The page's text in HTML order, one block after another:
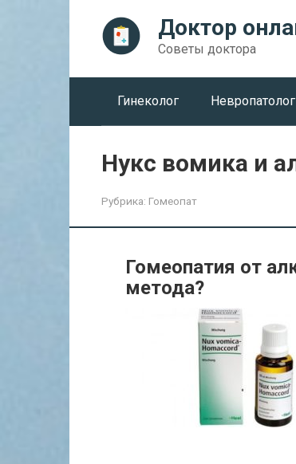
Доктор
Советы доктора
Гинеколог Невропатолог
Нукс вомика и
Рубрика: Гомеопат
Гомеопатия от
метода?